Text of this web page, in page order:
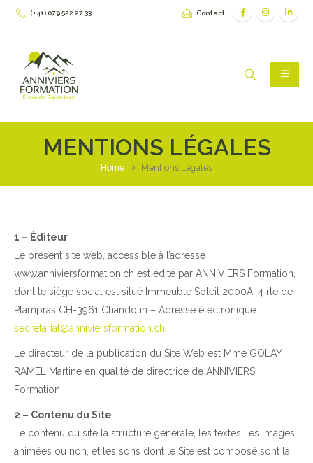
(+41) 079 522 27 33 Contact
MENTIONS LÉGALES
Home Mentions Légales
1 – Éditeur
​Le présent site web, accessible à l’adresse
www.anniviersformation.ch est édité par ANNIVIERS Formation,
dont le siège social est situé Immeuble Soleil 2000A, 4 rte de
Plampras CH-3961 Chandolin – Adresse électronique :
secretariat@anniviersformation.ch
Le directeur de la publication du Site Web est Mme GOLAY
RAMEL Martine en qualité de directrice de ANNIVIERS
Formation.
2 – Contenu du Site
​Le contenu du site la structure générale, les textes, les images,
animées ou non, et les sons dont le Site est composé sont la